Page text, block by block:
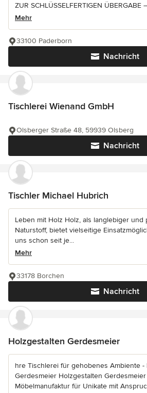
ZUR SCHLÜSSELFERTIGEN ÜBERGABE
Mehr
Nachricht
33100 Paderborn
Tischlerei Wienand GmbH
Nachricht
Olsberger Straße 48, 59939 Olsberg
Tischler Michael Hubrich
Leben mit Holz Holz, als langlebiger und
Naturstoff, bietet vielseitige
uns schon seit je...
Mehr
Nachricht
33178 Borchen
Holzgestalten Gerdesmeier
hre Tischlerei für gehobenes Ambiente -
Gerdesmeier Holzgestalten
Möbelmanufaktur für Unikate mit